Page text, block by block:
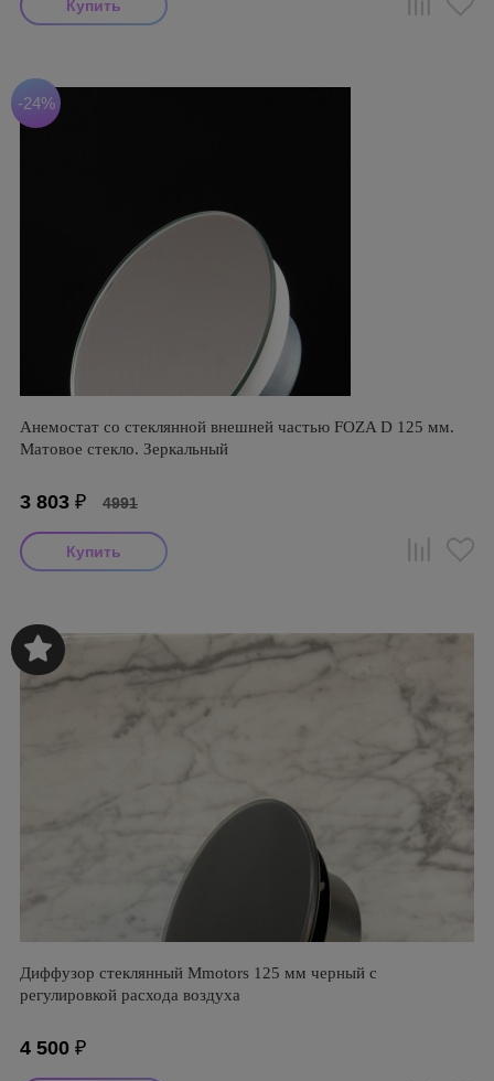
-24%
Анемостат со стеклянной внешней частью FOZA D 125 мм.
Матовое стекло. Зеркальный
3 803 ₽ 4991
Диффузор стеклянный Mmotors 125 мм черный с
регулировкой расхода воздуха
4 500 ₽